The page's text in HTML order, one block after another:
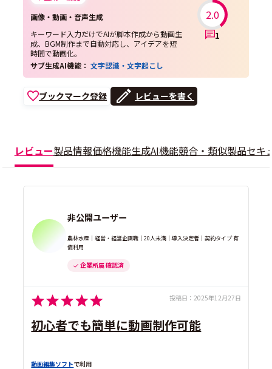
画像・動画・音声生成
キーワード入力だけでAIが脚本作成から動画生
成、BGM制作まで自動対応し、アイデアを短
時間で動画化。
2.0
1
サブ生成AI機能：文字認識・文字起こし
ブックマーク登録 レビューを書く
レビュー製品情報価格機能生成AI機能競合・類似製品セキ
非公開ユーザー
農林水産｜経営・経営企画職｜20人未満｜導入決定者｜契約タイプ 有
償利用
企業所属 確認済
投稿日： 2025年12月27日
初心者でも簡単に動画制作可能
動画編集ソフトで利用